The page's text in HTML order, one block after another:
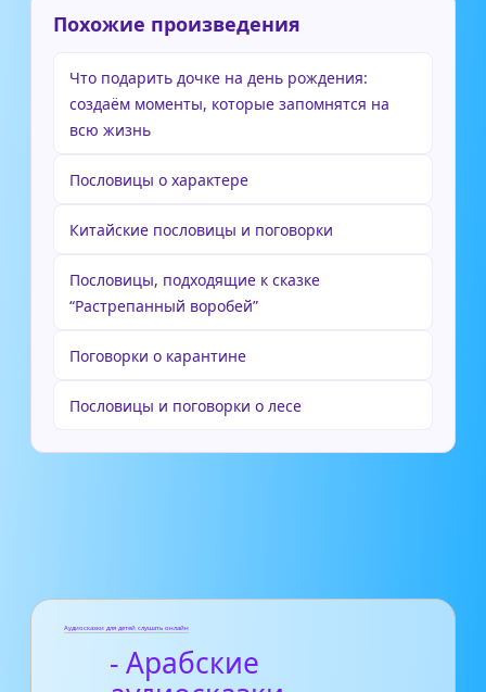
Похожие произведения
Что подарить дочке на день рождения:
создаём моменты, которые запомнятся на
всю жизнь
Пословицы о характере
Китайские пословицы и поговорки
Пословицы, подходящие к сказке
“Растрепанный воробей”
Поговорки о карантине
Пословицы и поговорки о лесе
Аудиосказки для детей слушать онлайн
- Арабские